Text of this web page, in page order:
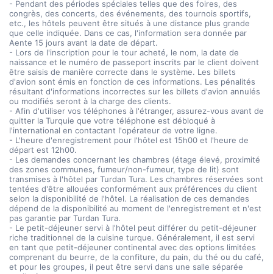
- Pendant des périodes spéciales telles que des foires, des
congrès, des concerts, des événements, des tournois sportifs,
etc., les hôtels peuvent être situés à une distance plus grande
que celle indiquée. Dans ce cas, l'information sera donnée par
Aente 15 jours avant la date de départ.
- Lors de l'inscription pour le tour acheté, le nom, la date de
naissance et le numéro de passeport inscrits par le client doivent
être saisis de manière correcte dans le système. Les billets
d'avion sont émis en fonction de ces informations. Les pénalités
résultant d'informations incorrectes sur les billets d'avion annulés
ou modifiés seront à la charge des clients.
- Afin d'utiliser vos téléphones à l'étranger, assurez-vous avant de
quitter la Turquie que votre téléphone est débloqué à
l'international en contactant l'opérateur de votre ligne.
- L'heure d'enregistrement pour l'hôtel est 15h00 et l'heure de
départ est 12h00.
- Les demandes concernant les chambres (étage élevé, proximité
des zones communes, fumeur/non-fumeur, type de lit) sont
transmises à l'hôtel par Turdan Tura. Les chambres réservées sont
tentées d'être allouées conformément aux préférences du client
selon la disponibilité de l'hôtel. La réalisation de ces demandes
dépend de la disponibilité au moment de l'enregistrement et n'est
pas garantie par Turdan Tura.
- Le petit-déjeuner servi à l'hôtel peut différer du petit-déjeuner
riche traditionnel de la cuisine turque. Généralement, il est servi
en tant que petit-déjeuner continental avec des options limitées
comprenant du beurre, de la confiture, du pain, du thé ou du café,
et pour les groupes, il peut être servi dans une salle séparée